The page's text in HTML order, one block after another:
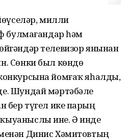
милли
булмағандар һәм
телевизор янынан
Сөнки был көндө
йомғаҡ яһалды,
Шундай мәртәбәле
бер түгел ике парҙың
ине. Ә инде
Динис Хәмитовтың